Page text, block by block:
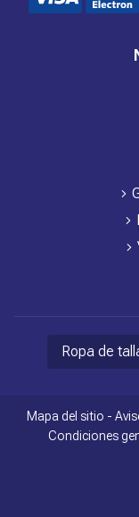
Ropa de
Mapa del sitio -
Condiciones